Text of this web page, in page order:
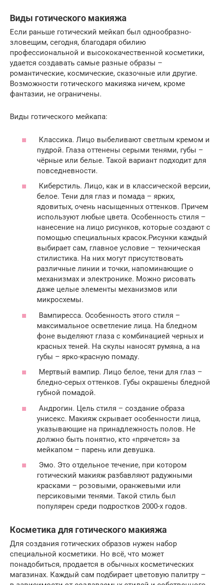
Виды готического макияжа
Если раньше готический мейкап был однообразно-
зловещим, сегодня, благодаря обилию
профессиональной и высококачественной косметики,
удается создавать самые разные образы –
романтические, космические, сказочные или другие.
Возможности готического макияжа ничем, кроме
фантазии, не ограничены.
Виды готического мейкапа:
Классика. Лицо выбеливают светлым кремом и
пудрой. Глаза оттенены серыми тенями, губы –
чёрные или белые. Такой вариант подходит для
повседневности.
Киберстиль. Лицо, как и в классической версии,
белое. Тени для глаз и помада – ярких,
ядовитых, очень насыщенных оттенков. Причем
используют любые цвета. Особенность стиля –
нанесение на лицо рисунков, которые создают с
помощью специальных красок.Рисунки каждый
выбирает сам, главное условие – техническая
стилистика. На них могут присутствовать
различные линии и точки, напоминающие о
механизмах и электронике. Можно рисовать
даже целые элементы механизмов или
микросхемы.
Вампиресса. Особенность этого стиля –
максимальное осветление лица. На бледном
фоне выделяют глаза с комбинацией черных и
красных теней. На скулы наносят румяна, а на
губы – ярко-красную помаду.
Мертвый вампир. Лицо белое, тени для глаз –
бледно-серых оттенков. Губы окрашены бледной
губной помадой.
Андрогин. Цель стиля – создание образа
унисекс. Макияж скрывает особенности лица,
указывающие на принадлежность полов. Не
должно быть понятно, кто «прячется» за
мейкапом – парень или девушка.
Эмо. Это отдельное течение, при котором
готический макияж разбавляют радужными
красками – розовыми, оранжевыми или
персиковыми тенями. Такой стиль был
популярен среди подростков 2000-х годов.
Косметика для готического макияжа
Для создания готических образов нужен набор
специальной косметики. Но всё, что может
понадобиться, продается в обычных косметических
магазинах. Каждый сам подбирает цветовую палитру –